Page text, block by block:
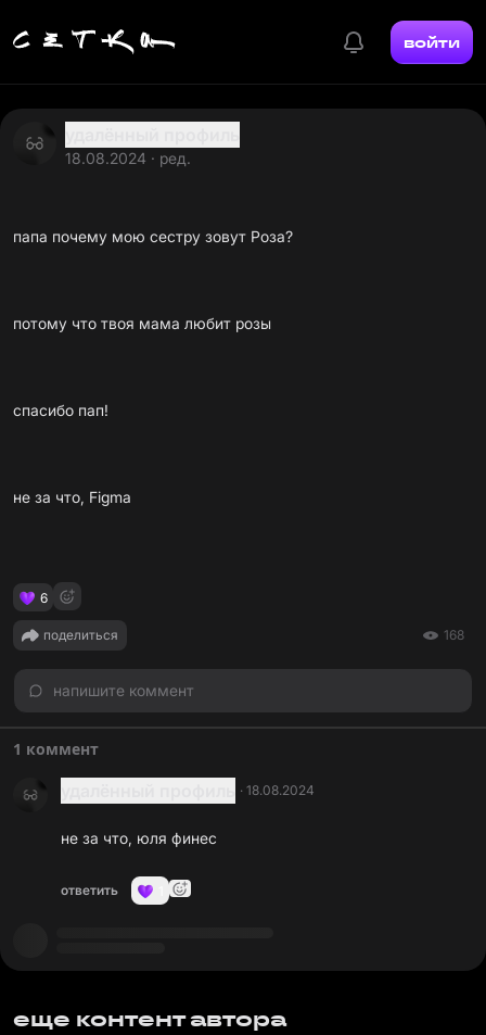
войти
18.08.2024 · ред.
папа почему мою сестру зовут Роза?
потому что твоя мама любит розы
спасибо пап!
не за что, Figma
6
поделиться 168
напишите коммент
1 коммент
· 18.08.2024
не за что, юля финес
ответить
еще контент автора